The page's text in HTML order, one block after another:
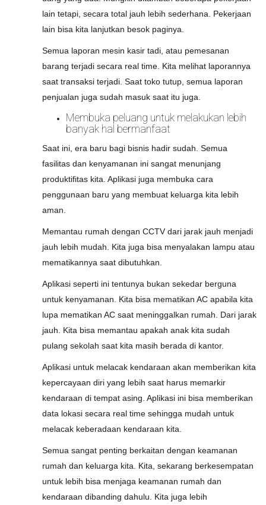
lain tetapi, secara total jauh lebih sederhana. Pekerjaan
lain bisa kita lanjutkan besok paginya.
Semua laporan mesin kasir tadi, atau pemesanan
barang terjadi secara real time. Kita melihat laporannya
saat transaksi terjadi. Saat toko tutup, semua laporan
penjualan juga sudah masuk saat itu juga.
Membuka peluang untuk melakukan lebih
banyak hal bermanfaat
Saat ini, era baru bagi bisnis hadir sudah. Semua
fasilitas dan kenyamanan ini sangat menunjang
produktifitas kita. Aplikasi juga membuka cara
penggunaan baru yang membuat keluarga kita lebih
aman.
Memantau rumah dengan CCTV dari jarak jauh menjadi
jauh lebih mudah. Kita juga bisa menyalakan lampu atau
mematikannya saat dibutuhkan.
Aplikasi seperti ini tentunya bukan sekedar berguna
untuk kenyamanan. Kita bisa mematikan AC apabila kita
lupa mematikan AC saat meninggalkan rumah. Dari jarak
jauh. Kita bisa memantau apakah anak kita sudah
pulang sekolah saat kita masih berada di kantor.
Aplikasi untuk melacak kendaraan akan memberikan kita
kepercayaan diri yang lebih saat harus memarkir
kendaraan di tempat asing. Aplikasi ini bisa memberikan
data lokasi secara real time sehingga mudah untuk
melacak keberadaan kendaraan kita.
Semua sangat penting berkaitan dengan keamanan
rumah dan keluarga kita. Kita, sekarang berkesempatan
untuk lebih bisa menjaga keamanan rumah dan
kendaraan dibanding dahulu. Kita juga lebih